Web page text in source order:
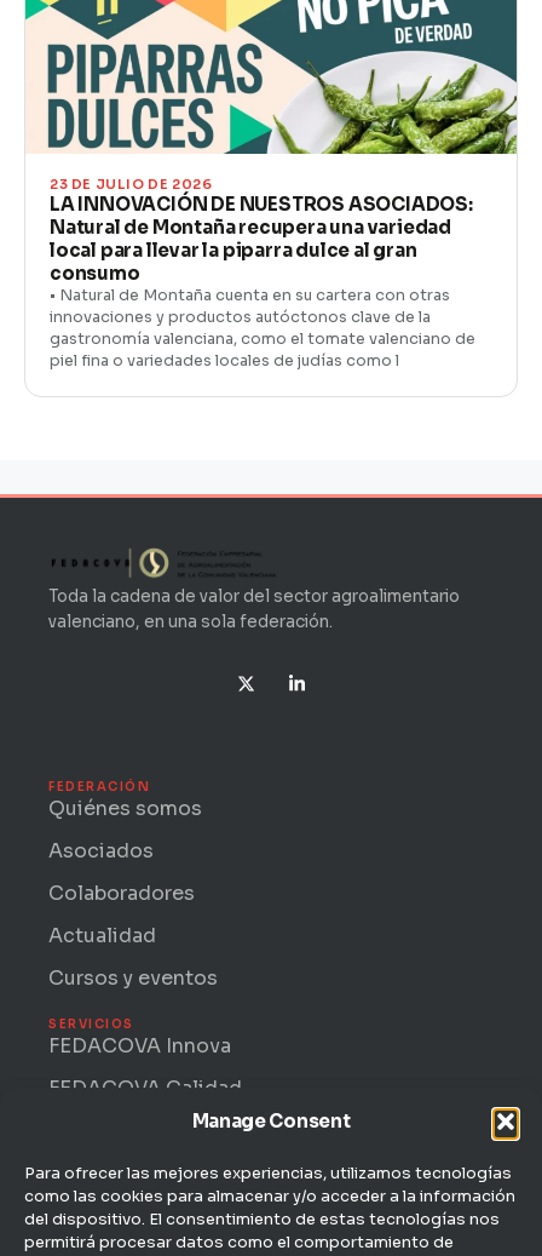
Manage Consent
Para ofrecer las mejores experiencias, utilizamos tecnologías
como las cookies para almacenar y/o acceder a la información
del dispositivo. El consentimiento de estas tecnologías nos
permitirá procesar datos como el comportamiento de
23 DE JULIO DE 2026
LA INNOVACIÓN DE NUESTROS ASOCIADOS:
Natural de Montaña recupera una variedad
local para llevar la piparra dulce al gran
consumo
• Natural de Montaña cuenta en su cartera con otras
innovaciones y productos autóctonos clave de la
gastronomía valenciana, como el tomate valenciano de
piel fina o variedades locales de judías como l
Toda la cadena de valor del sector agroalimentario
valenciano, en una sola federación.
X
- i
FEDERACIÓN
Quiénes somos
Asociados
Colaboradores
Actualidad
Cursos y eventos
SERVICIOS
FEDACOVA Innova
FEDACOVA Calidad
Internacional · ENTRII
FEDACOVA Informa
Jurídico Laboral